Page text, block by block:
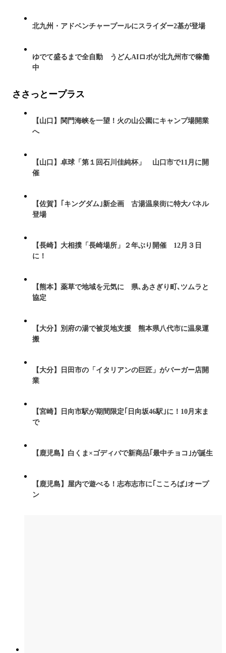
北九州・アドベンチャープールにスライダー2基が登場
ゆでて盛るまで全自動 うどんAIロボが北九州市で稼働
中
ささっとープラス
【山口】関門海峡を一望！火の山公園にキャンプ場開業
へ
【山口】卓球「第１回石川佳純杯」 山口市で11月に開
催
【佐賀】｢キングダム｣新企画 古湯温泉街に特大パネル
登場
【長崎】大相撲「長崎場所」２年ぶり開催 12月３日
に！
【熊本】薬草で地域を元気に 県､あさぎり町､ツムラと
協定
【大分】別府の湯で被災地支援 熊本県八代市に温泉運
搬
【大分】日田市の「イタリアンの巨匠」がバーガー店開
業
【宮崎】日向市駅が期間限定｢日向坂46駅｣に！10月末ま
で
【鹿児島】白くま×ゴディバで新商品｢最中チョコ｣が誕生
【鹿児島】屋内で遊べる！志布志市に｢こころば｣オープ
ン